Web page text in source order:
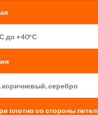
до +40°С
серебро
плотно со стороны